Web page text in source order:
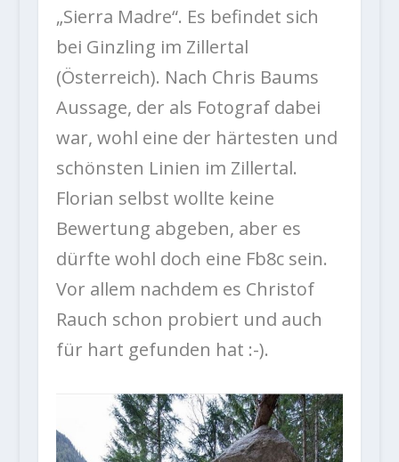
„Sierra Madre“. Es befindet sich
bei Ginzling im Zillertal
(Österreich). Nach Chris Baums
Aussage, der als Fotograf dabei
war, wohl eine der härtesten und
schönsten Linien im Zillertal.
Florian selbst wollte keine
Bewertung abgeben, aber es
dürfte wohl doch eine Fb8c sein.
Vor allem nachdem es Christof
Rauch schon probiert und auch
für hart gefunden hat :-).